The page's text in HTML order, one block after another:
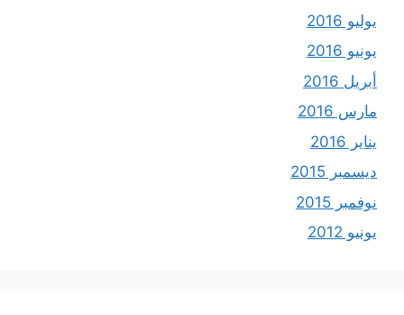
يوليو 2016
يونيو 2016
أبريل 2016
مارس 2016
يناير 2016
ديسمبر 2015
نوفمبر 2015
يونيو 2012